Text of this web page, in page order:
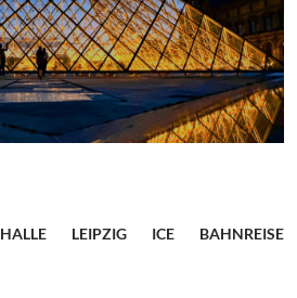
HALLE LEIPZIG ICE BAHNREISE